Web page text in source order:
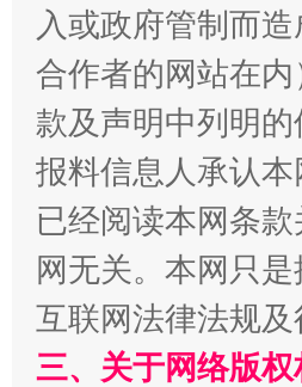
揭批美国五大"原罪"
入或政府管制而
合作者的网站在内
款及声明中列明
报料信息人承认
已经阅读本网条
网无关。本网只
互联网法律法规
三、关于网络版权